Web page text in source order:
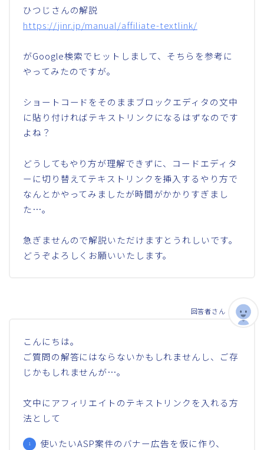
ひつじさんの解説
https://jinr.jp/manual/affiliate-textlink/
がGoogle検索でヒットしまして、そちらを参考に
やってみたのですが。
ショートコードをそのままブロックエディタの文中
に貼り付ければテキストリンクになるはずなのです
よね？
どうしてもやり方が理解できずに、コードエディタ
ーに切り替えてテキストリンクを挿入するやり方で
なんとかやってみましたが時間がかかりすぎまし
た…。
急ぎませんので解説いただけますとうれしいです。
どうぞよろしくお願いいたします。
こんにちは。
ご質問の解答にはならないかもしれませんし、ご存
じかもしれませんが…。
文中にアフィリエイトのテキストリンクを入れる方
法として
使いたいASP案件のバナー広告を仮に作り、
回答者さん